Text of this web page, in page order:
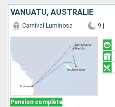
VANUATU, AUSTRALIE
Pension complète
Carnival Luminosa 9 j